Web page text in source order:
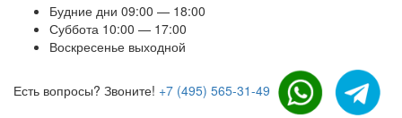
Будние дни 09:00 — 18:00
Суббота 10:00 — 17:00
Воскресенье выходной
Есть вопросы? Звоните! +7 (495) 565-31-49